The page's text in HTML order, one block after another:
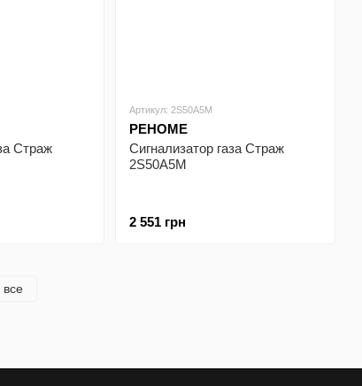
Страж
Артикул: 2S50A5M
РЕНОМЕ
Сигнализатор газа Страж
2S50A5M
2 551 грн
все